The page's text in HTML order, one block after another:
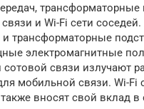
трансформаторные
и Wi-Fi сети
и трансформаторные
электромагнитные
связи излучают
мобильной связи. Wi-Fi
вносят свой вклад в